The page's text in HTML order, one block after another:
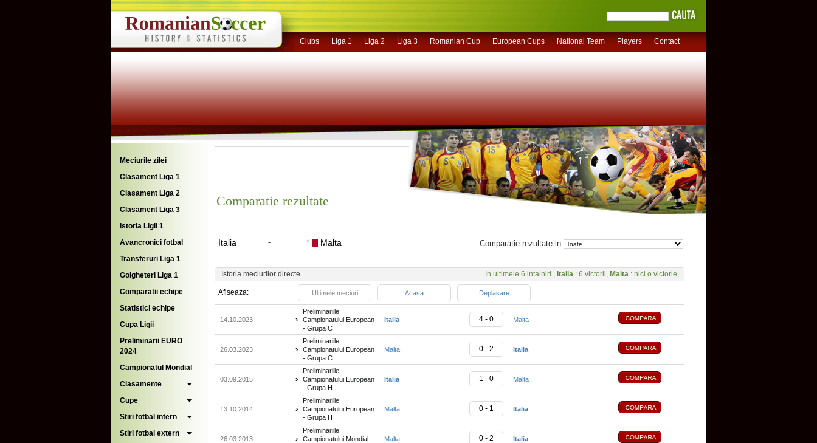
Clubs Liga 1 Liga 2 Liga 3 Romanian Cup European Cups National Team Players Contact
Meciurile zilei
Clasament Liga 1
Clasament Liga 2
Clasament Liga 3
Istoria Ligii 1
Avancronici fotbal
Transferuri Liga 1
Golgheteri Liga 1
Comparatii echipe
Statistici echipe
Cupa Ligii
Preliminarii EURO
2024
Campionatul Mondial
Clasamente
Cupe
Stiri fotbal intern
Stiri fotbal extern
Comparatie rezultate
Italia - Malta Comparatie rezultate in
Istoria meciurilor directe In ultimele 6 intalniri , Italia : 6 victorii, Malta : nici o victorie,
Afiseaza: Ultimele meciuri Acasa Deplasare
14.10.2023
Preliminariile
Campionatului European
- Grupa C
Italia 4 - 0 Malta
26.03.2023
Preliminariile
Campionatului European
- Grupa C
Malta 0 - 2 Italia
03.09.2015
Preliminariile
Campionatului European
- Grupa H
Italia 1 - 0 Malta
13.10.2014
Preliminariile
Campionatului European
- Grupa H
Malta 0 - 1 Italia
26.03.2013
Preliminariile
Campionatului Mondial -
Malta 0 - 2 Italia